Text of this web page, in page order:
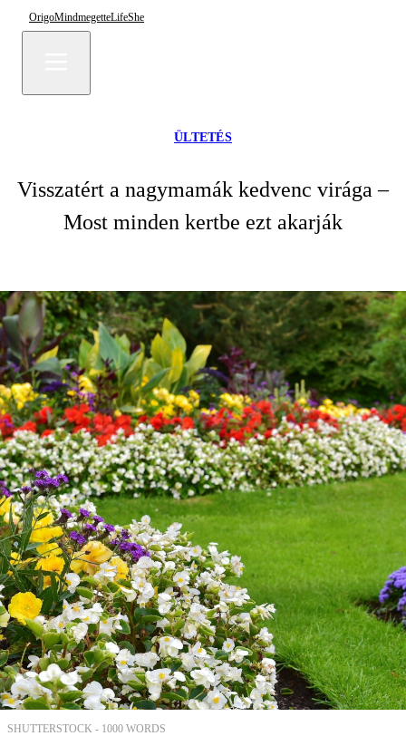
OrigoMindmegetteLifeShe
ÜLTETÉS
Visszatért a nagymamák kedvenc virága –
Most minden kertbe ezt akarják
SHUTTERSTOCK - 1000 WORDS